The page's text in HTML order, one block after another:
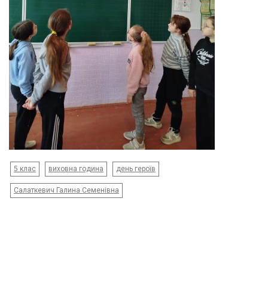
5 клас виховна година день героїв
Салаткевич Галина Семенівна